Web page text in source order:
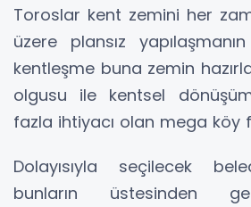
Toroslar kent zemini her
üzere plansız
kentleşme buna zemin
olgusu ile kentsel
fazla ihtiyacı olan mega köy
Dolayısıyla seçilecek
bunların üstesinden